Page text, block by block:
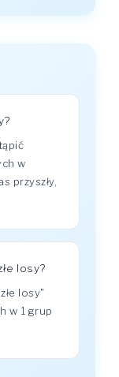
w
przyszły,
losy?
losy"
w 1 grup